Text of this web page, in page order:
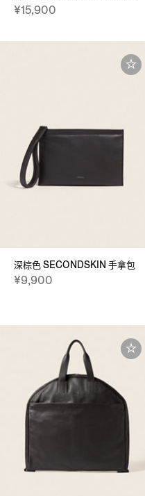
¥15,900
深棕色 SECONDSKIN 手拿包
¥9,900